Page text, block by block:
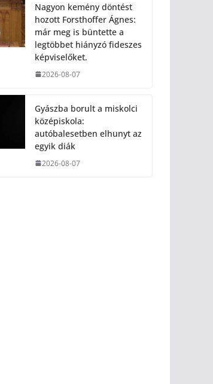
Nagyon kemény döntést
hozott Forsthoffer Ágnes:
már meg is büntette a
legtöbbet hiányzó fideszes
képviselőket.
2026-08-07
Gyászba borult a miskolci
középiskola:
autóbalesetben elhunyt az
egyik diák
2026-08-07